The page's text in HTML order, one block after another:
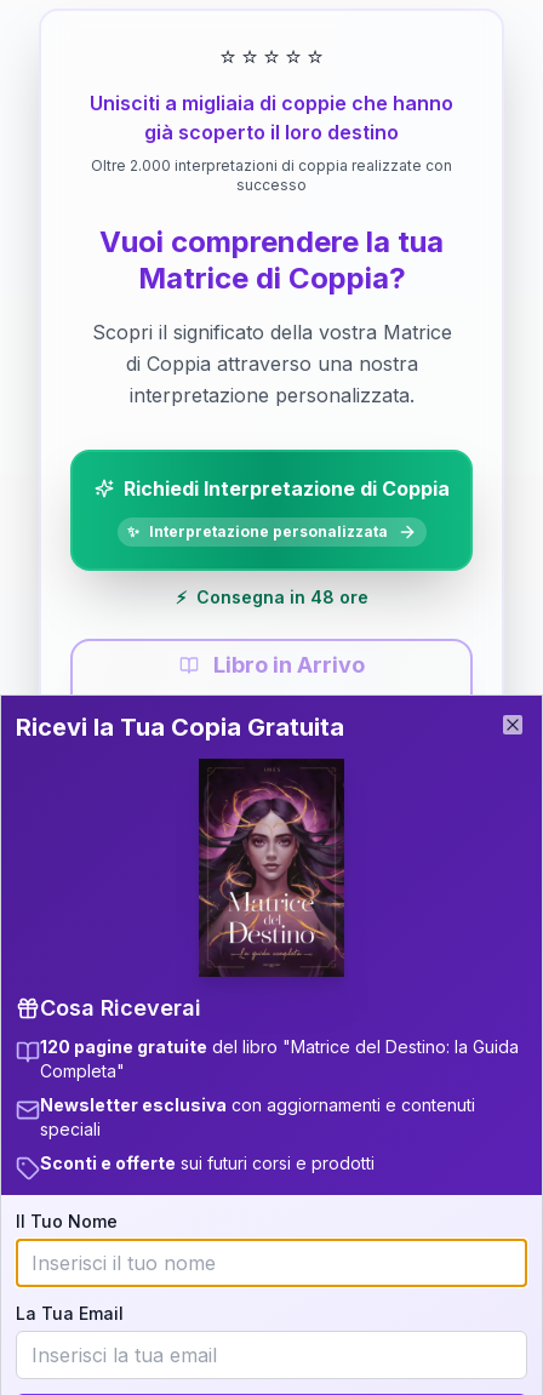
⭐ ⭐ ⭐ ⭐ ⭐
Unisciti a migliaia di coppie che hanno
già scoperto il loro destino
Oltre 2.000 interpretazioni di coppia realizzate con
successo
Vuoi comprendere la tua
Matrice di Coppia?
Scopri il significato della vostra Matrice
di Coppia attraverso una nostra
interpretazione personalizzata.
Richiedi Interpretazione di Coppia
✨ Interpretazione personalizzata
⚡ Consegna in 48 ore
Libro in Arrivo
Guida completa di Coppia
Il libro è in fase di scrittura. Iscriviti alla newsletter
per ricevere aggiornamenti!
P.S. Interpretazione parziale
gratuita
Scorri più in basso per vedere
un'interpretazione parziale gratuita della tua
Iscriviti alla newsletter per ricevere
aggiornamenti quando sarà disponibile.
Cosa scoprirete nella vostra
interpretazione:
💕 Come rafforzare la vostra unione
Ricevi la Tua Copia Gratuita del Libro
Ricevi la Tua Copia Gratuita
Cosa Riceverai
120 pagine gratuite del libro "Matrice del Destino: la Guida
Completa"
Newsletter esclusiva con aggiornamenti e contenuti
speciali
Sconti e offerte sui futuri corsi e prodotti
Il Tuo Nome
La Tua Email